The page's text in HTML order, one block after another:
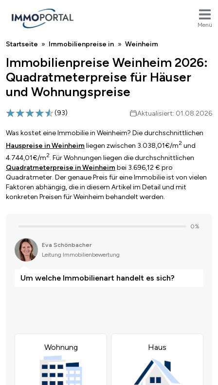
Menü
Breadcrumb
Startseite Immobilienpreise in Weinheim
Immobilienpreise Weinheim 2026:
Quadratmeterpreise für Häuser
und Wohnungspreise
(93) Aktualisiert: 01.08.2026
Was kostet eine Immobilie in Weinheim? Die durchschnittlichen
Hauspreise in Weinheim liegen zwischen 3.038,01€/m2 und
4.744,01€/m2. Für Wohnungen liegen die durchschnittlichen
Quadratmeterpreise in Weinheim bei 3.696,12 € pro
Quadratmeter. Der genaue Preis für eine Immobilie ist von vielen
Faktoren abhängig, die in diesem Artikel im Detail und mit
konkreten Preisen für Weinheim behandelt werden.